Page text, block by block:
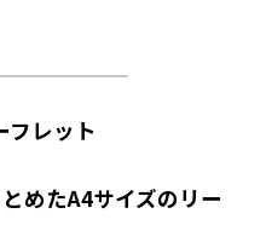
フレット
めたA4サイズのリー